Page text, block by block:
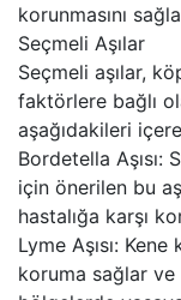
korunmasını
Seçmeli Aşılar
Seçmeli aşılar,
faktörlere bağlı
aşağıdakileri
Bordetella
için önerilen bu
hastalığa karşı
Lyme Aşısı: Kene
koruma sağlar